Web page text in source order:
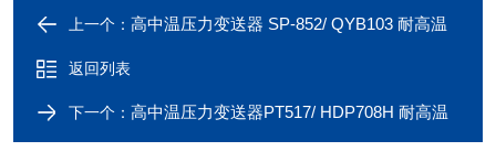
上一个： 高中温压力变送器 SP-852/ QYB103 耐高温
返回列表
下一个： 高中温压力变送器PT517/ HDP708H 耐高温